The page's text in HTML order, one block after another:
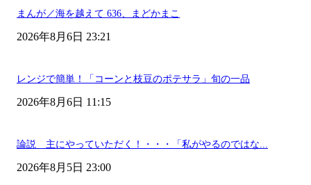
まんが／海を越えて 636、まどかまこ
2026年8月6日 23:21
レンジで簡単！「コーンと枝豆のポテサラ」旬の一品
2026年8月6日 11:15
論説 主にやっていただく！・・・「私がやるのではな...
2026年8月5日 23:00